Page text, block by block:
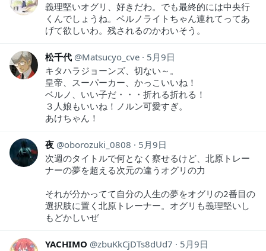
義理堅いオグリ、好きだわ。でも最終的には中央行
くんでしょうね。ベルノライトちゃん連れてってあ
げて欲しいわ。残されるのかわいそう。
松千代 Matsucyo_cve
5月9日
キタハラジョーンズ、切ない～。
皇帝、スーパーカー、かっこいいね！
ベルノ、いい子だ・・・折れる折れる！
３人娘もいいね！ノルン可愛すぎ。
あけちゃん！
夜 oborozuki_0808
5月9日
次週のタイトルで何となく察せるけど、北原トレー
ナーの夢を超える次元の違うオグリの力
それが分かってて自分の人生の夢をオグリの2番目の
選択肢に置く北原トレーナー。オグリも義理堅いし
もどかしいぜ
YACHIMO zbuKkCjDTs8dUd7
5月9日